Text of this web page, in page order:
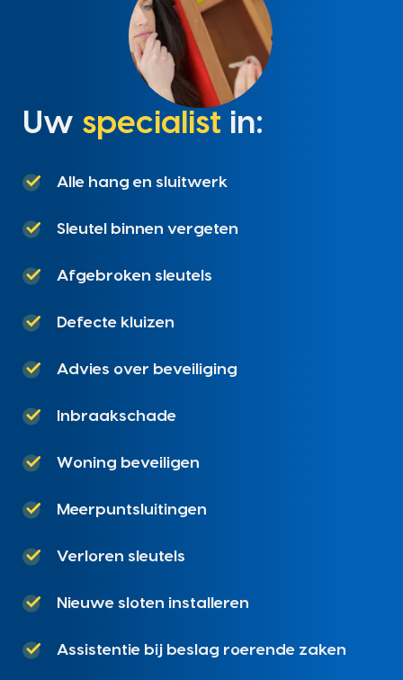
Uw specialist in:
Alle hang en sluitwerk
Sleutel binnen vergeten
Afgebroken sleutels
Defecte kluizen
Advies over beveiliging
Inbraakschade
Woning beveiligen
Meerpuntsluitingen
Verloren sleutels
Nieuwe sloten installeren
Assistentie bij beslag roerende zaken